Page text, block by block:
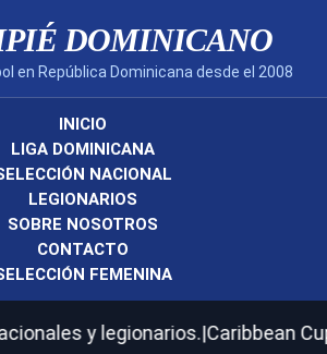
DOMINICANO
en República Dominicana desde el 2008
INICIO
LIGA DOMINICANA
NACIONAL
LEGIONARIOS
SOBRE NOSOTROS
CONTACTO
FEMENINA
Cup 2026